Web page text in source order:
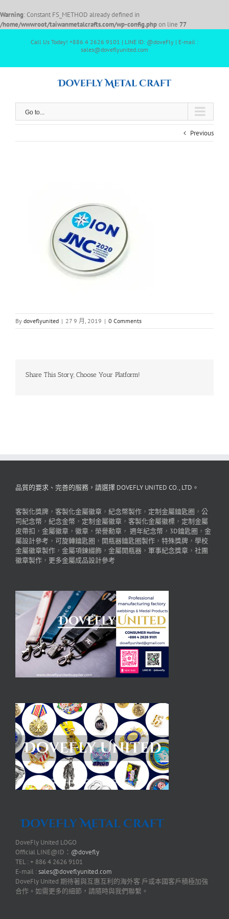
Warning: Constant FS_METHOD already defined in
/home/wwwroot/taiwanmetalcrafts.com/wp-config.phpon line 77
Call Us Today! +886 4 2626 9101 | LINE ID: @doveFly | E-mail :
sales@doveflyunited.com
Go to...
Previous
By doveflyunited | 27 9 月, 2019 | 0 Comments
Share This Story, Choose Your Platform!
品質的要求、完善的服務，請選擇 DOVEFLY UNITED CO., LTD。
客製化獎牌 ， 客製化金屬徽章 ， 紀念幣製作 ， 定制金屬鑰匙圈 ， 公
司紀念幣 ， 紀念金幣 ， 定制金屬徽章 ， 客製化金屬徽標 ， 定制金屬
皮帶扣 ， 金屬徽章 ， 徽章 ， 榮譽勳章 ， 週年紀念幣 ， 3D鑰匙圈 ， 金
屬設計參考 ， 可旋轉鑰匙圈 ， 開瓶器鑰匙圈製作 ， 特殊獎牌 ， 學校
金屬徽章製作 ， 金屬項鍊綴飾 ， 金屬開瓶器 ， 軍事紀念獎章 ， 社團
徽章製作 ， 更多金屬成品設計參考
DoveFly United LOGO
Official LINE@ID： @dovefly
TEL : + 886 4 2626 9101
E-mail :sales@doveflyunited.com
DoveFly United 期待著與互惠互利的海外客 戶或本國客戶積極加強
合作。如需更多的細節，請隨時與我們聯繫。